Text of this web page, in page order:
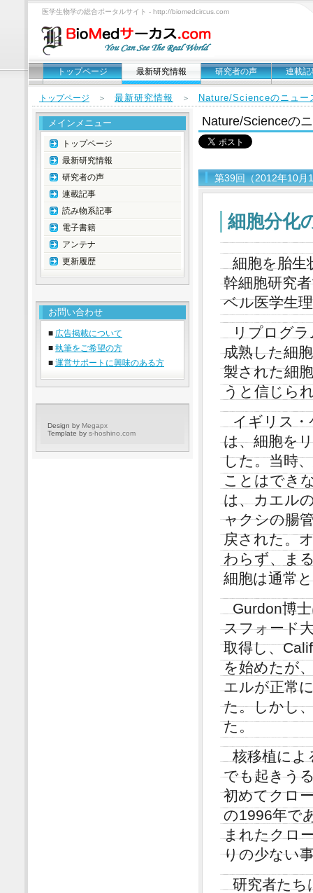
医学生物学の総合ポータルサイト - http://biomedcircus.com
トップページ 最新研究情報 研究者の声 連載記
トップページ ＞ 最新研究情報 ＞ Nature/Scienceのニュー
Nature/Scienceの
第39回（2012年10月
細胞分化
細胞を胎生
幹細胞研究
ベル医学生
リプログ
成熟した細
製された細
うと信じら
イギリス
は、細胞を
した。当時
ことはでき
は、カエル
ャクシの腸
戻された。
わらず、ま
細胞は通常
Gurdon博
スフォード
取得し、
を始めたが
エルが正常
た。しかし
た。
核移植によ
でも起きう
初めてクロ
の1996年で
まれたクロ
りの少ない
研究者たち
メインメニュー
トップページ
最新研究情報
研究者の声
連載記事
読み物系記事
電子書籍
アンテナ
更新履歴
お問い合わせ
■ 広告掲載について
■ 執筆をご希望の方
■ 運営サポートに興味のある方
Design by Megapx
Template by s-hoshino.com